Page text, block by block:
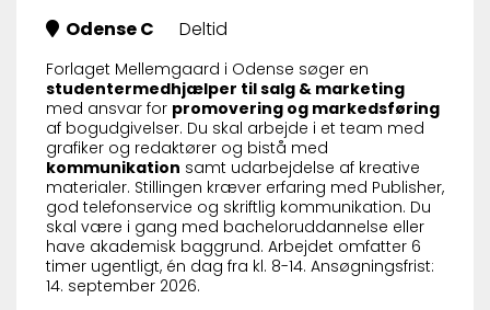
Odense C
Deltid
Forlaget Mellemgaard i Odense søger en
studentermedhjælper til salg & marketing
med ansvar for promovering og markedsføring
af bogudgivelser. Du skal arbejde i et team med
grafiker og redaktører og bistå med
kommunikation samt udarbejdelse af kreative
materialer. Stillingen kræver erfaring med Publisher,
god telefonservice og skriftlig kommunikation. Du
skal være i gang med bacheloruddannelse eller
have akademisk baggrund. Arbejdet omfatter 6
timer ugentligt, én dag fra kl. 8-14. Ansøgningsfrist:
14. september 2026.